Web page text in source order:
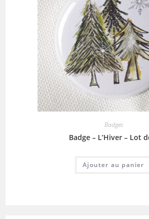
Badges
Badge – L’Hiver – Lot
Ajouter au panier